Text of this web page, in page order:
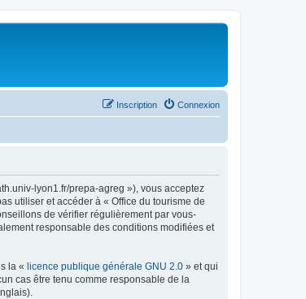
Connexion
Inscription
lyon1.fr/prepa-agreg »), vous acceptez
utiliser et accéder à « Office du tourisme de
de vérifier régulièrement par vous-
responsable des conditions modifiées et
la « licence publique générale GNU 2.0 » et qui
cas être tenu comme responsable de la